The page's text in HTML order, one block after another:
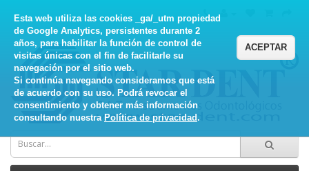
Esta web utiliza las cookies _ga/_utm propiedad
de Google Analytics, persistentes durante 2
años, para habilitar la función de control de
visitas únicas con el fin de facilitarle su
navegación por el sitio web.
Si continúa navegando consideramos que está
de acuerdo con su uso. Podrá revocar el
consentimiento y obtener más información
consultando nuestra Política de privacidad.
ACEPTAR